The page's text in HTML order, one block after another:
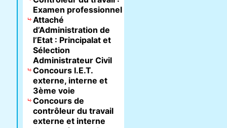
Examen professionnel
Attaché
d’Administration de
l’Etat : Principalat et
Sélection
Administrateur Civil
Concours I.E.T.
externe, interne et
3ème voie
Concours de
contrôleur du travail
externe et interne